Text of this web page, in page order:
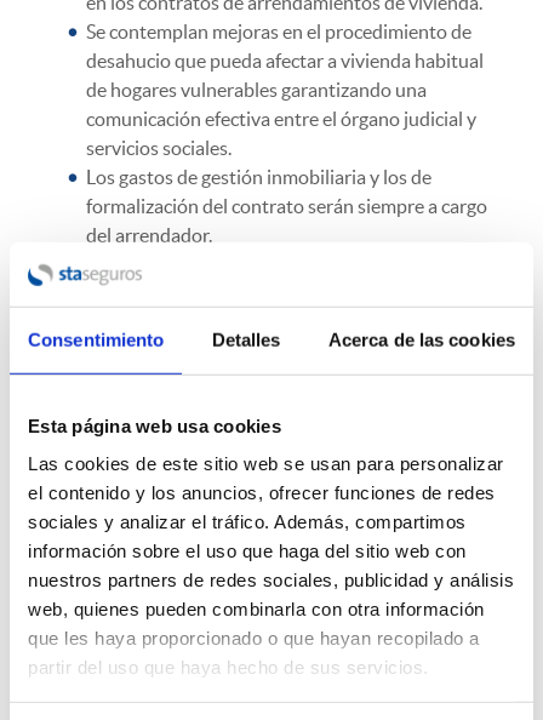
Consentimiento Detalles Acerca de las cookies
Esta página web usa cookies
Las cookies de este sitio web se usan para personalizar
el contenido y los anuncios, ofrecer funciones de redes
sociales y analizar el tráfico. Además, compartimos
información sobre el uso que haga del sitio web con
nuestros partners de redes sociales, publicidad y análisis
web, quienes pueden combinarla con otra información
que les haya proporcionado o que hayan recopilado a
partir del uso que haya hecho de sus servicios.
Se contemplan mejoras en el procedimiento de
desahucio que pueda afectar a vivienda habitual
de hogares vulnerables garantizando una
comunicación efectiva entre el órgano judicial y
servicios sociales.
Los gastos de gestión inmobiliaria y los de
formalización del contrato serán siempre a cargo
del arrendador.
¿En qué afecta lo expuesto en el mercado asegurador?
En cuanto al negocio de los seguros vinculados al
Hasta ahora, y de forma generalizada, los seguros de
ante la situación del inquilino que no pague la renta
durante este tiempo, en algunas compañías este plazo es
prorrogable a 18 meses de impago de la renta.
En la nueva ley está previsto que el inquilino puede estar
hasta 24 meses en esa situación de impago siempre y
cuando cumpla con los requisitos de vulnerabilidad
como hemos expuesto con anterioridad.
Para valorar este riesgo, las compañías piden